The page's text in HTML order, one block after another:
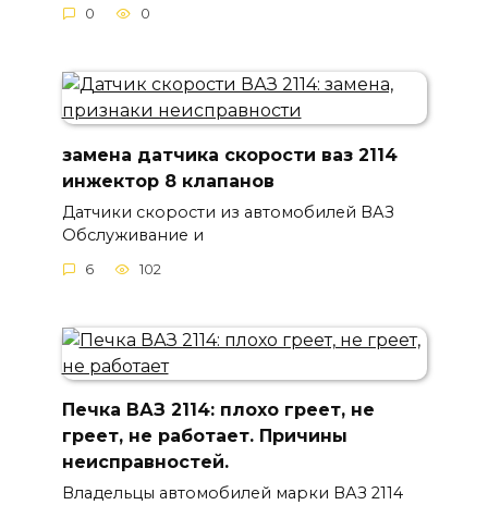
0 0
замена датчика скорости ваз 2114
инжектор 8 клапанов
Датчики скорости из автомобилей ВАЗ
Обслуживание и
6 102
Печка ВАЗ 2114: плохо греет, не
греет, не работает. Причины
неисправностей.
Владельцы автомобилей марки ВАЗ 2114